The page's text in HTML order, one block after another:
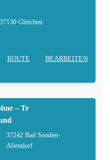
37130 Gleichen
ROUTE BEARBEITEN
– Tr
37242 Bad Sooden-
Allendorf